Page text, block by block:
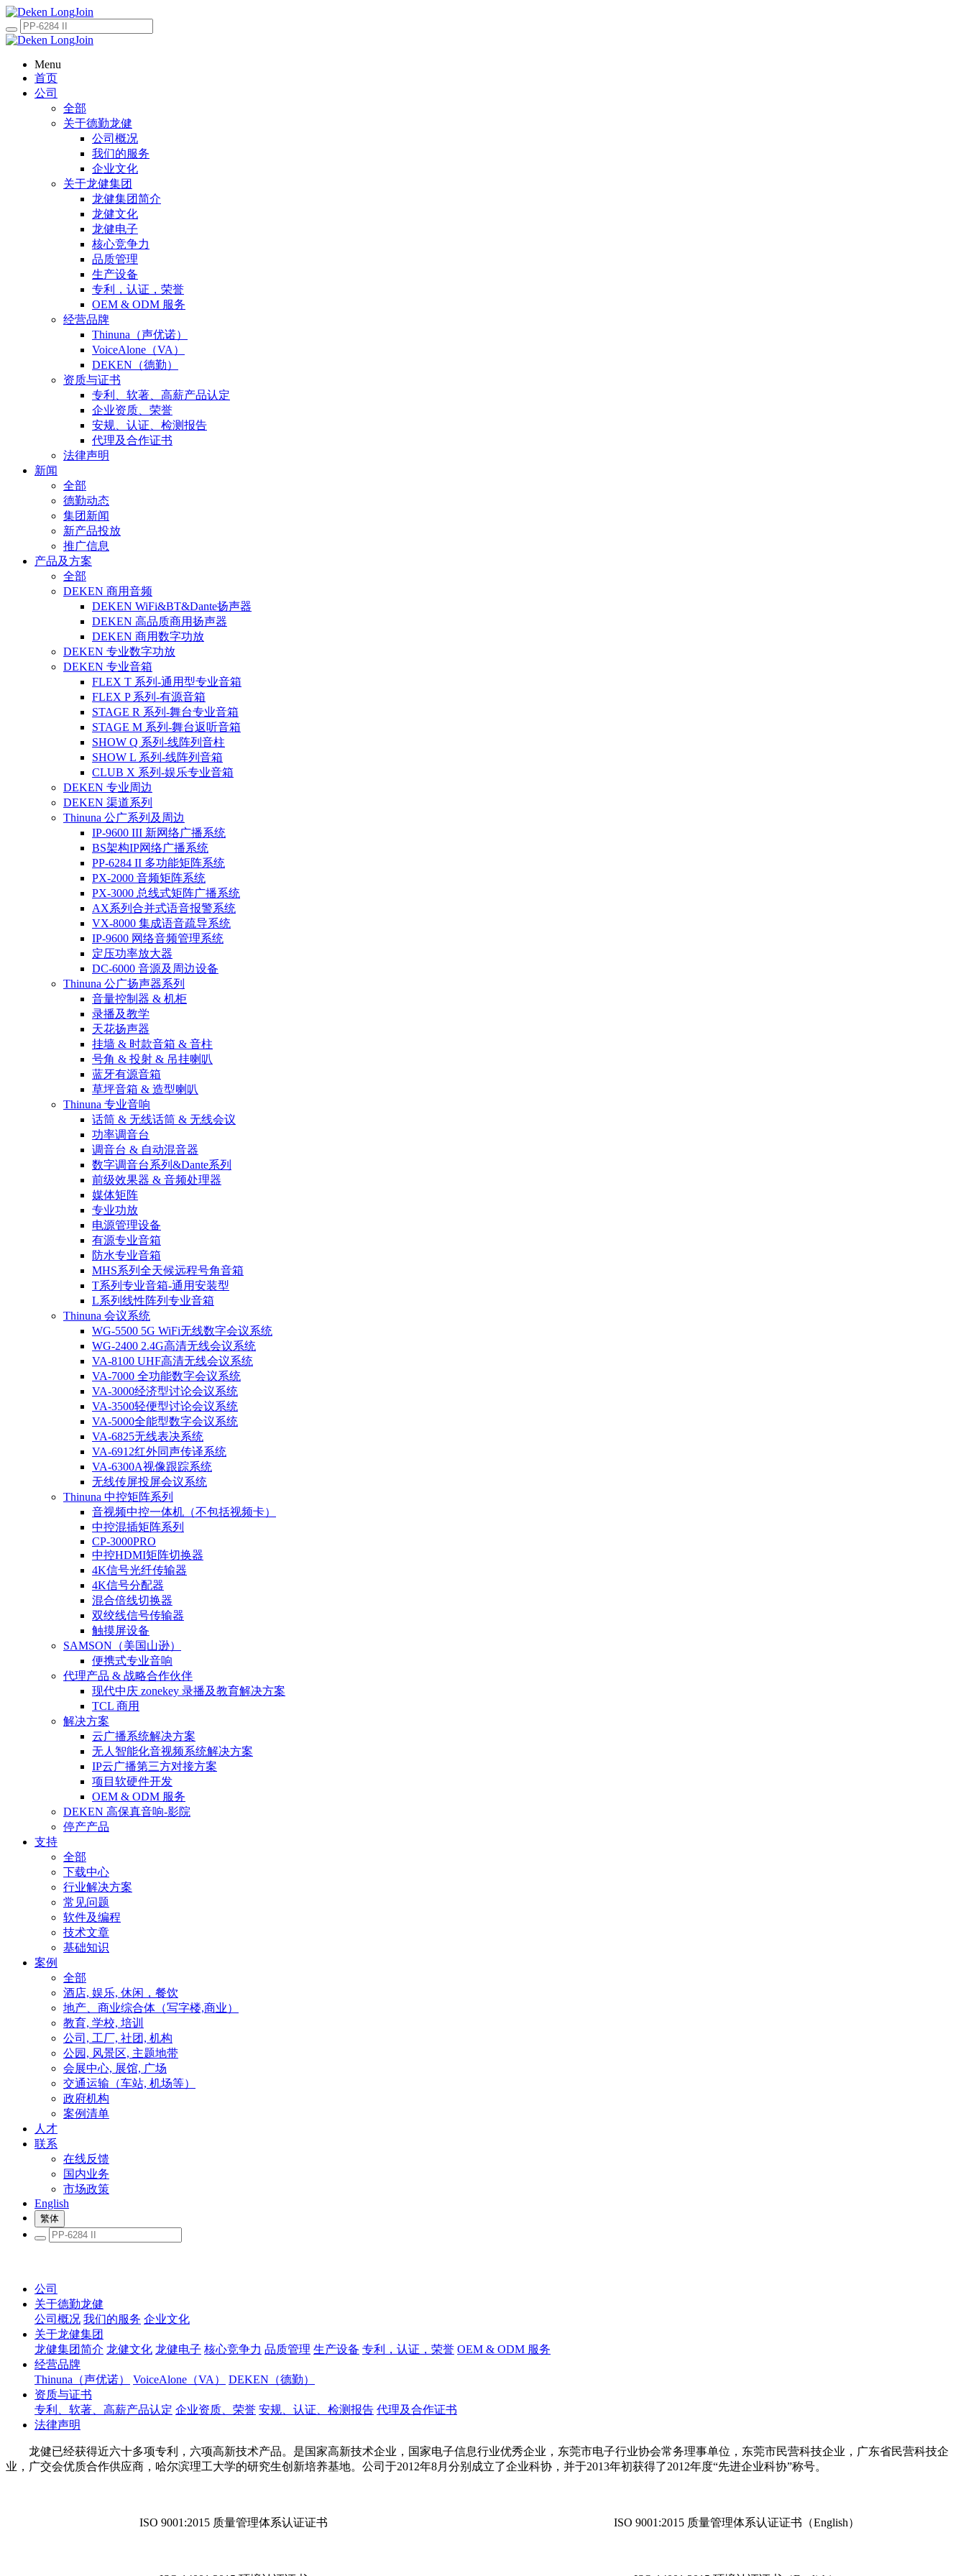
Menu
首页
公司
全部
关于德勤龙健
公司概况
我们的服务
企业文化
关于龙健集团
龙健集团简介
龙健文化
龙健电子
核心竞争力
品质管理
生产设备
专利，认证，荣誉
OEM & ODM 服务
经营品牌
Thinuna（声优诺）
VoiceAlone（VA）
DEKEN（德勤）
资质与证书
专利、软著、高薪产品认定
企业资质、荣誉
安规、认证、检测报告
代理及合作证书
法律声明
新闻
全部
德勤动态
集团新闻
新产品投放
推广信息
产品及方案
全部
DEKEN 商用音频
DEKEN WiFi&BT&Dante扬声器
DEKEN 高品质商用扬声器
DEKEN 商用数字功放
DEKEN 专业数字功放
DEKEN 专业音箱
FLEX T 系列-通用型专业音箱
FLEX P 系列-有源音箱
STAGE R 系列-舞台专业音箱
STAGE M 系列-舞台返听音箱
SHOW Q 系列-线阵列音柱
SHOW L 系列-线阵列音箱
CLUB X 系列-娱乐专业音箱
DEKEN 专业周边
DEKEN 渠道系列
Thinuna 公广系列及周边
IP-9600 III 新网络广播系统
BS架构IP网络广播系统
PP-6284 II 多功能矩阵系统
PX-2000 音频矩阵系统
PX-3000 总线式矩阵广播系统
AX系列合并式语音报警系统
VX-8000 集成语音疏导系统
IP-9600 网络音频管理系统
定压功率放大器
DC-6000 音源及周边设备
Thinuna 公广扬声器系列
音量控制器 & 机柜
录播及教学
天花扬声器
挂墙 & 时款音箱 & 音柱
号角 & 投射 & 吊挂喇叭
蓝牙有源音箱
草坪音箱 & 造型喇叭
Thinuna 专业音响
话筒 & 无线话筒 & 无线会议
功率调音台
调音台 & 自动混音器
数字调音台系列&Dante系列
前级效果器 & 音频处理器
媒体矩阵
专业功放
电源管理设备
有源专业音箱
防水专业音箱
MHS系列全天候远程号角音箱
T系列专业音箱-通用安装型
L系列线性阵列专业音箱
Thinuna 会议系统
WG-5500 5G WiFi无线数字会议系统
WG-2400 2.4G高清无线会议系统
VA-8100 UHF高清无线会议系统
VA-7000 全功能数字会议系统
VA-3000经济型讨论会议系统
VA-3500轻便型讨论会议系统
VA-5000全能型数字会议系统
VA-6825无线表决系统
VA-6912红外同声传译系统
VA-6300A视像跟踪系统
无线传屏投屏会议系统
Thinuna 中控矩阵系列
音视频中控一体机（不包括视频卡）
中控混插矩阵系列
CP-3000PRO
中控HDMI矩阵切换器
4K信号光纤传输器
4K信号分配器
混合倍线切换器
双绞线信号传输器
触摸屏设备
SAMSON（美国山逊）
便携式专业音响
代理产品 & 战略合作伙伴
现代中庆 zonekey 录播及教育解决方案
TCL 商用
解决方案
云广播系统解决方案
无人智能化音视频系统解决方案
IP云广播第三方对接方案
项目软硬件开发
OEM & ODM 服务
DEKEN 高保真音响-影院
停产产品
支持
全部
下载中心
行业解决方案
常见问题
软件及编程
技术文章
基础知识
案例
全部
酒店, 娱乐, 休闲，餐饮
地产、商业综合体（写字楼,商业）
教育, 学校, 培训
公司, 工厂, 社团, 机构
公园, 风景区, 主题地带
会展中心, 展馆, 广场
交通运输（车站, 机场等）
政府机构
案例清单
人才
联系
在线反馈
国内业务
市场政策
English
繁体
公司
关于德勤龙健
公司概况 我们的服务 企业文化
关于龙健集团
龙健集团简介 龙健文化 龙健电子 核心竞争力 品质管理 生产设备 专利，认证，荣誉 OEM & ODM 服务
经营品牌
Thinuna（声优诺）
VoiceAlone（VA）
DEKEN（德勤）
资质与证书
专利、软著、高薪产品认定 企业资质、荣誉 安规、认证、检测报告 代理及合作证书
法律声明
龙健已经获得近六十多项专利，六项高新技术产品。是国家高新技术企业，国家电子信息行业优秀企业，东莞市电子行业协会常务理事单位，东莞市民营科技企业，广东省民营科技企
业，广交会优质合作供应商，哈尔滨理工大学的研究生创新培养基地。公司于2012年8月分别成立了企业科协，并于2013年初获得了2012年度“先进企业科协”称号。
ISO 9001:2015 质量管理体系认证证书 ISO 9001 :2015 质量管理体系认证证书（English）